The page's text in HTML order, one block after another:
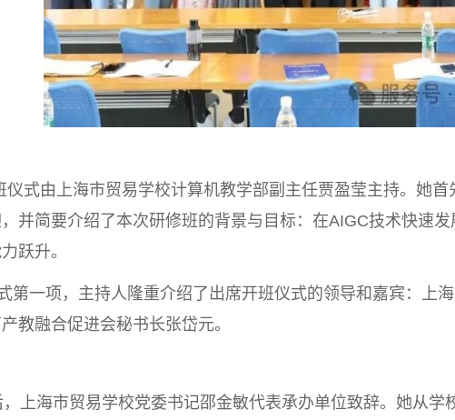
仪式由上海市贸易学校计算机教学部副主任贾盈莹主持。她
并简要介绍了本次研修班的背景与目标：在AIGC技术快速
跃升。
一项，主持人隆重介绍了出席开班仪式的领导和嘉宾：上
教融合促进会秘书长张岱元。
上海市贸易学校党委书记邵金敏代表承办单位致辞。她从学